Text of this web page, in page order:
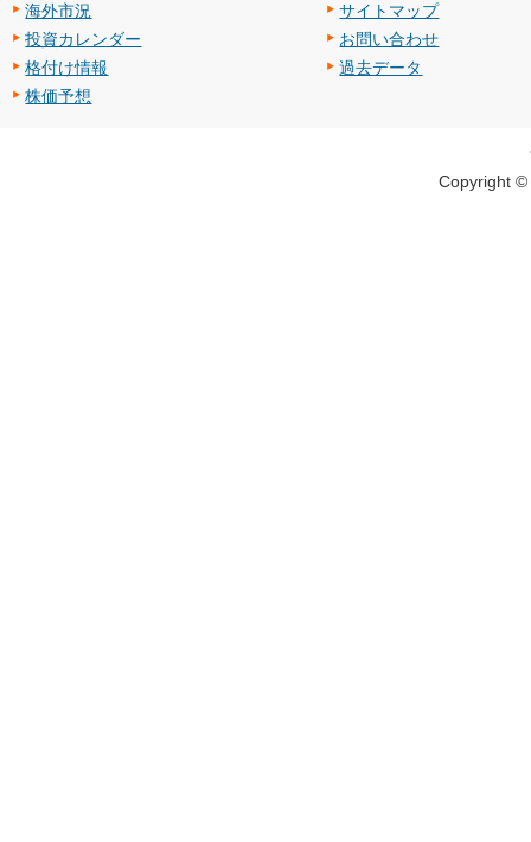
海外市況
投資カレンダー
格付け情報
株価予想
サイトマップ
お問い合わせ
過去データ
Copyright